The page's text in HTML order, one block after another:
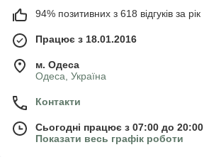
94% позитивних з 618 відгуків за рік
Працює з 18.01.2016
м. Одеса
Одеса, Україна
Контакти
Сьогодні працює з 07:00 до 20:00
Показати весь графік роботи